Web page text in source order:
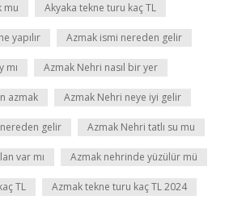
mu Akyaka tekne turu kaç TL
yapılır Azmak ismi nereden gelir
mı Azmak Nehri nasıl bir yer
azmak Azmak Nehri neye iyi gelir
gelir Azmak Nehri tatlı su mu
var mı Azmak nehrinde yüzülür mü
TL Azmak tekne turu kaç TL 2024